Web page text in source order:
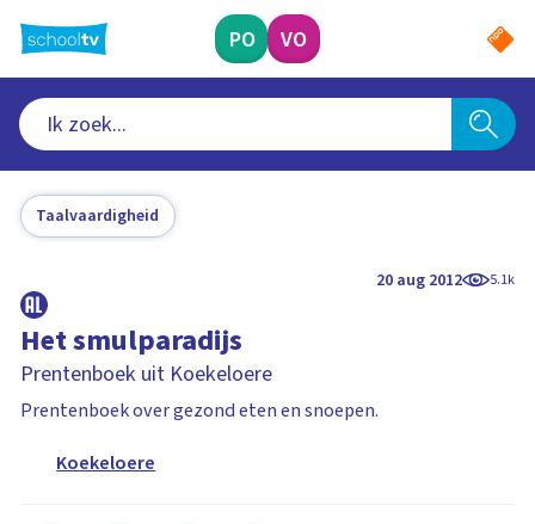
naar
hoofdinhoud
PO VO
Taalvaardigheid
20 aug 2012 5.1k
Het smulparadijs
Prentenboek uit Koekeloere
Prentenboek over gezond eten en snoepen.
Koekeloere